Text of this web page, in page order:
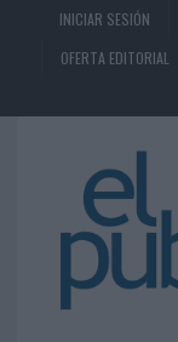
INICIAR SESIÓN
OFERTA EDITORIAL